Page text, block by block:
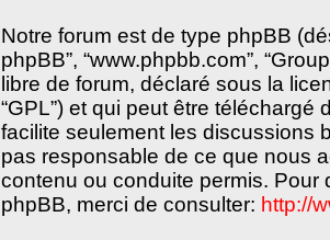
Notre forum est de type phpBB
phpBB”, “www.phpbb.com”,
libre de forum, déclaré sous la
“GPL”) et qui peut être téléchargé
facilite seulement les discussions
pas responsable de ce que nous
contenu ou conduite permis. Pour
phpBB, merci de consulter: http://